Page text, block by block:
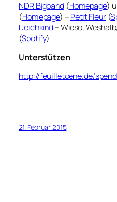
NDR Bigband(Homepage)
(Homepage) – Petit Fleur(
Deichkind– Wieso,
(Spotify)
Unterstützen
http://feuilletoene.de/
21. Februar 2015